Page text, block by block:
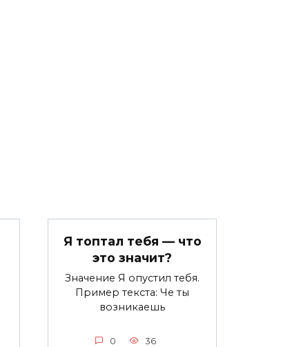
Я топтал тебя — что
это значит?
Значение Я опустил тебя.
Пример текста: Че ты
возникаешь
0 36